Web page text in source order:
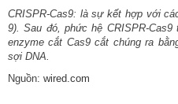
CRISPR-Cas9: là sựkết hợp với
9). Sau đó, phức hệ CRISPR-
enzyme cắt Cas9 cắt chúng ra
sợi DNA.
Nguồn: wired.com